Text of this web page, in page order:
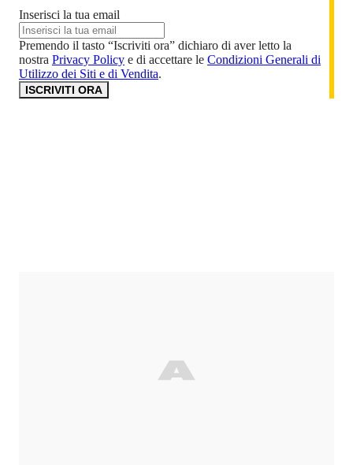
Inserisci la tua email
Premendo il tasto “Iscriviti ora” dichiaro di aver letto la
nostra Privacy Policy e di accettare le Condizioni Generali di
Utilizzo dei Siti e di Vendita.
ISCRIVITI ORA